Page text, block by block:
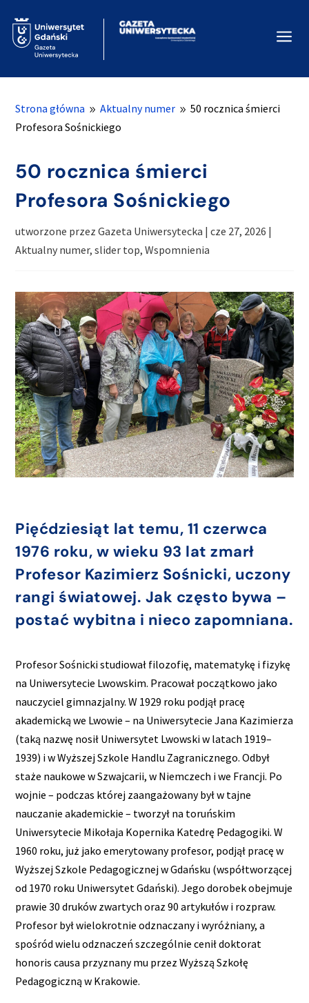
a
Strona główna 9 Aktualny numer 9 50 rocznica śmierci
Profesora Sośnickiego
50 rocznica śmierci
Profesora Sośnickiego
utworzone przezGazeta Uniwersytecka |cze 27, 2026 |
Aktualny numer,slider top,Wspomnienia
Pięćdziesiąt lat temu, 11 czerwca
1976 roku, w wieku 93 lat zmarł
Profesor Kazimierz Sośnicki, uczony
rangi światowej. Jak często bywa –
postać wybitna i nieco zapomniana.
Profesor Sośnicki studiował filozofię, matematykę i fizykę
na Uniwersytecie Lwowskim. Pracował początkowo jako
nauczyciel gimnazjalny. W 1929 roku podjął pracę
akademicką we Lwowie – na Uniwersytecie Jana Kazimierza
(taką nazwę nosił Uniwersytet Lwowski w latach 1919–
1939) i w Wyższej Szkole Handlu Zagranicznego. Odbył
staże naukowe w Szwajcarii, w Niemczech i we Francji. Po
wojnie – podczas której zaangażowany był w tajne
nauczanie akademickie – tworzył na toruńskim
Uniwersytecie Mikołaja Kopernika Katedrę Pedagogiki. W
1960 roku, już jako emerytowany profesor, podjął pracę w
Wyższej Szkole Pedagogicznej w Gdańsku (współtworzącej
od 1970 roku Uniwersytet Gdański). Jego dorobek obejmuje
prawie 30 druków zwartych oraz 90 artykułów i rozpraw.
Profesor był wielokrotnie odznaczany i wyróżniany, a
spośród wielu odznaczeń szczególnie cenił doktorat
honoris causa przyznany mu przez Wyższą Szkołę
Pedagogiczną w Krakowie.